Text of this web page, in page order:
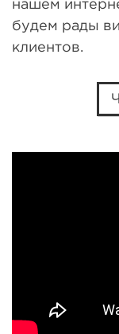
нашем
будем рады
клиентов.